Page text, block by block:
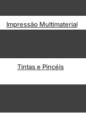
Impressão Multimaterial
Tintas e Pincéis